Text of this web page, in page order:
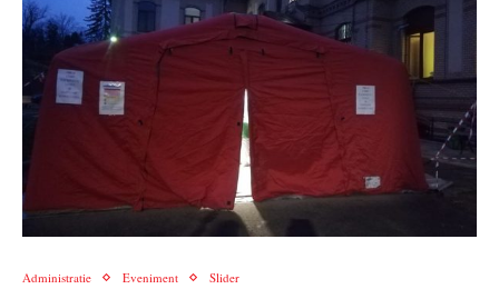
Administratie Eveniment Slider